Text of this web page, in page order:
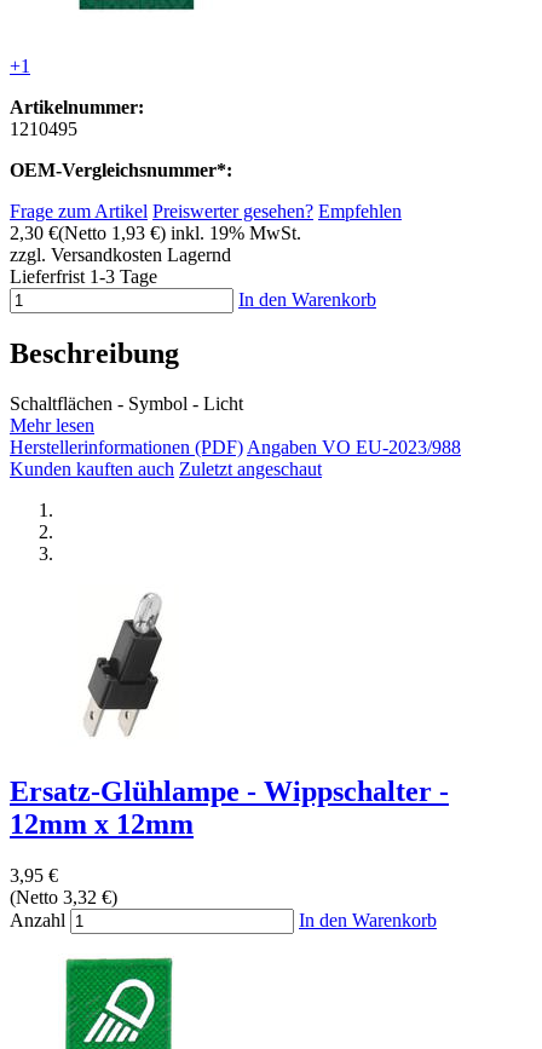
+1
Artikelnummer:
1210495
OEM-Vergleichsnummer*:
Frage zum Artikel Preiswerter gesehen? Empfehlen
2,30 €(Netto 1,93 €) inkl. 19% MwSt.
zzgl. Versandkosten Lagernd
Lieferfrist 1-3 Tage
In den Warenkorb
Beschreibung
Schaltflächen - Symbol - Licht
Mehr lesen
Herstellerinformationen (PDF)Angaben VO EU-2023/988
Kunden kauften auch Zuletzt angeschaut
Ersatz-Glühlampe - Wippschalter -
12mm x 12mm
3,95 €
(Netto 3,32 €)
Anzahl
In den Warenkorb